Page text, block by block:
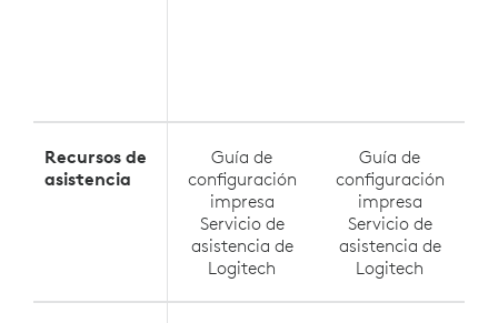
Recursos de
asistencia
Guía de
configuración
impresa
Servicio de
asistencia de
Logitech
Guía de
configuración
impresa
Servicio de
asistencia de
Logitech